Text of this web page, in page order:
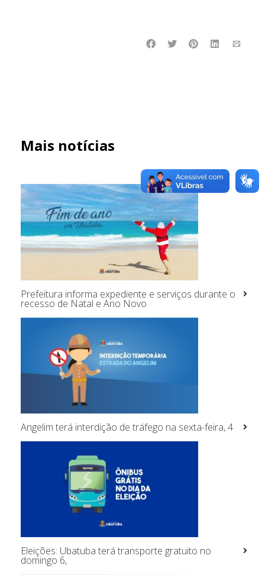
Mais notícias
Prefeitura informa expediente e serviços durante o
recesso de Natal e Ano Novo
Angelim terá interdição de tráfego na sexta-feira, 4
Eleições: Ubatuba terá transporte gratuito no
domingo 6,